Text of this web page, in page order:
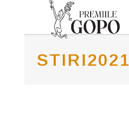
STIRI2021